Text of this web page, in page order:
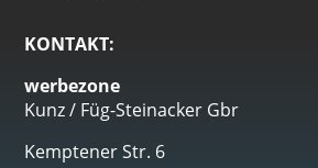
KONTAKT:
werbezone
Kunz / Füg-Steinacker Gbr
Kemptener Str. 6